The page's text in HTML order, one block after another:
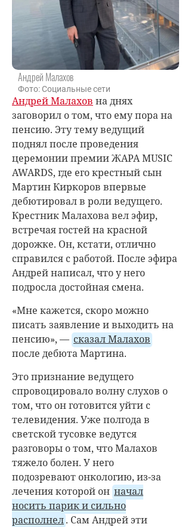
Андрей Малахов
Фото: Социальные сети
Андрей Малахов на днях
заговорил о том, что ему пора на
пенсию. Эту тему ведущий
поднял после проведения
церемонии премии ЖАРА MUSIC
AWARDS, где его крестный сын
Мартин Киркоров впервые
дебютировал в роли ведущего.
Крестник Малахова вел эфир,
встречая гостей на красной
дорожке. Он, кстати, отлично
справился с работой. После эфира
Андрей написал, что у него
подросла достойная смена.
«Мне кажется, скоро можно
писать заявление и выходить на
пенсию», — сказал Малахов
после дебюта Мартина.
Это признание ведущего
спровоцировало волну слухов о
том, что он готовится уйти с
телевидения. Уже полгода в
светской тусовке ведутся
разговоры о том, что Малахов
тяжело болен. У него
подозревают онкологию, из-за
лечения которой он начал
носить парик и сильно
располнел. Сам Андрей эти